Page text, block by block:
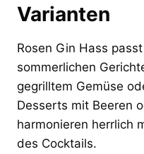
Varianten
Rosen Gin Hass
sommerlichen
gegrilltem Gemüse
Desserts mit Beeren
harmonieren herrlich
des Cocktails.